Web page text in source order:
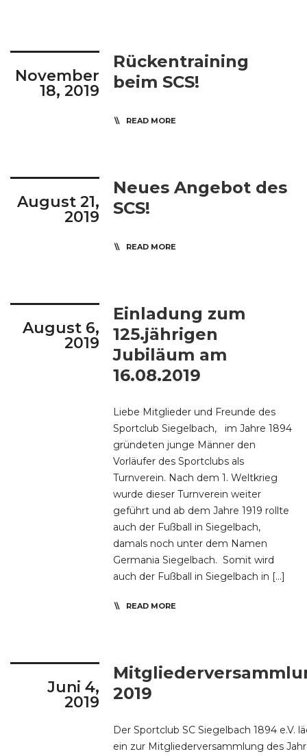
November
18, 2019
Rückentraining
beim SCS!
READ MORE
August 21,
2019
Neues Angebot des
SCS!
READ MORE
August 6,
2019
Einladung zum
125.jährigen
Jubiläum am
16.08.2019
Liebe Mitglieder und Freunde des
Sportclub Siegelbach, im Jahre 1894
gründeten junge Männer den
Vorläufer des Sportclubs als
Turnverein. Nach dem 1. Weltkrieg
wurde dieser Turnverein weiter
geführt und ab dem Jahre 1919 rollte
auch der Fußball in Siegelbach,
damals noch unter dem Namen
Germania Siegelbach. Somit wird
auch der Fußball in Siegelbach in […]
READ MORE
Juni 4,
2019
2019
Der Sportclub SC Siegelbach 1894 e.V.
ein zur Mitgliederversammlung des